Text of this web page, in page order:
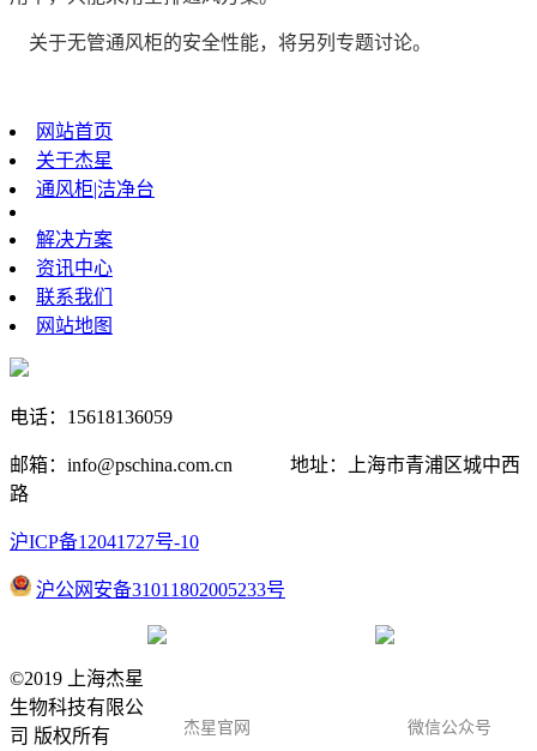
关于无管通风柜的安全性能，将另列专题讨论。
网站首页
关于杰星
通风柜|洁净台
解决方案
资讯中心
联系我们
网站地图
电话：15618136059
邮箱：info@pschina.com.cn 地址：上海市青浦区城中西
路
沪ICP备12041727号-10
沪公网安备31011802005233号
杰星官网 微信公众号
©2019 上海杰星
生物科技有限公
司 版权所有